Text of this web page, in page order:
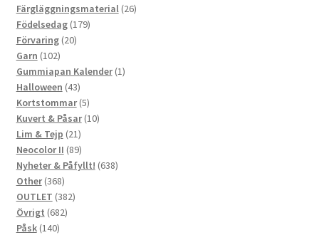
produkter
Färgläggningsmaterial 2626
Födelsedag 179179
Förvaring 2020
Garn 102102
produkter
Gummiapan Kalender 11
Halloween 4343
produkter
Kortstommar 55
produkter
Kuvert & Påsar 1010
Lim & Tejp 2121
produkter
Neocolor II 8989
produkter
Nyheter & Påfyllt! 638638
Other 368368
produkter
OUTLET 382382
Övrigt 682682
Påsk 140140